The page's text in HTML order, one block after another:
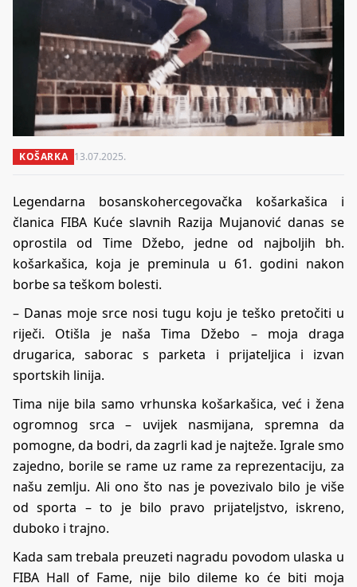
KOŠARKA 13.07.2025.
Legendarna bosanskohercegovačka košarkašica i
članica FIBA Kuće slavnih Razija Mujanović danas se
oprostila od Time Džebo, jedne od najboljih bh.
košarkašica, koja je preminula u 61. godini nakon
borbe sa teškom bolesti.
– Danas moje srce nosi tugu koju je teško pretočiti u
riječi. Otišla je naša Tima Džebo – moja draga
drugarica, saborac s parketa i prijateljica i izvan
sportskih linija.
Tima nije bila samo vrhunska košarkašica, već i žena
ogromnog srca – uvijek nasmijana, spremna da
pomogne, da bodri, da zagrli kad je najteže. Igrale smo
zajedno, borile se rame uz rame za reprezentaciju, za
našu zemlju. Ali ono što nas je povezivalo bilo je više
od sporta – to je bilo pravo prijateljstvo, iskreno,
duboko i trajno.
Kada sam trebala preuzeti nagradu povodom ulaska u
FIBA Hall of Fame, nije bilo dileme ko će biti moja